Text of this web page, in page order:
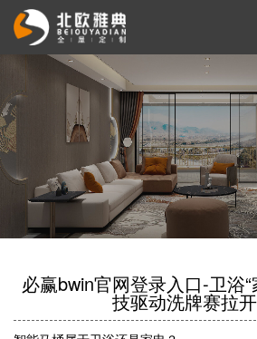
必赢bwin官网登录入口-卫浴
技驱动洗牌赛拉